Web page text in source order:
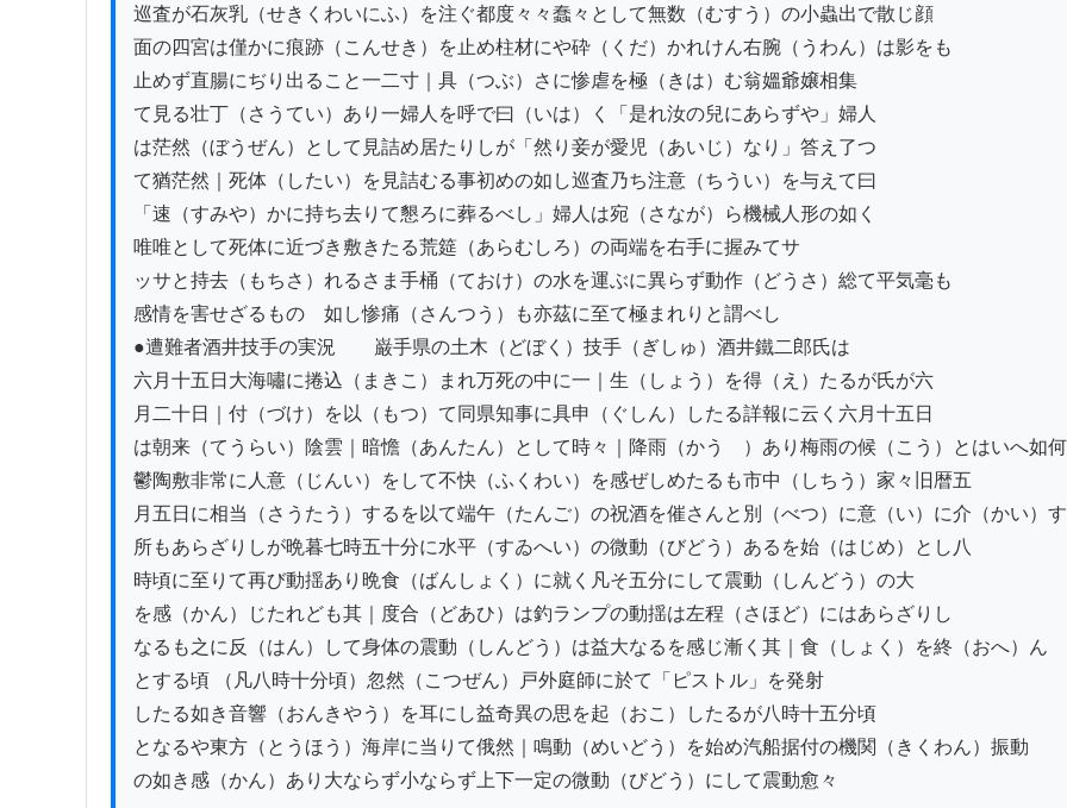
巡査が石灰乳（せきくわいにふ）を注ぐ都度々々蠢々として無数（むすう）の小蟲出で散じ顔
面の四宮は僅かに痕跡（こんせき）を止め柱材にや砕（くだ）かれけん右腕（うわん）は影をも
止めず直腸にぢり出ること一二寸｜具（つぶ）さに惨虐を極（きは）む翁媼爺嬢相集
て見る壮丁（さうてい）あり一婦人を呼で曰（いは）く「是れ汝の兒にあらずや」婦人
は茫然（ぼうぜん）として見詰め居たりしが「然り妾が愛児（あいじ）なり」答え了つ
て猶茫然｜死体（したい）を見詰むる事初めの如し巡査乃ち注意（ちうい）を与えて曰
「速（すみや）かに持ち去りて懇ろに葬るべし」婦人は宛（さなが）ら機械人形の如く
唯唯として死体に近づき敷きたる荒筵（あらむしろ）の両端を右手に握みてサ
ッサと持去（もちさ）れるさま手桶（ておけ）の水を運ぶに異らず動作（どうさ）総て平気毫も
感情を害せざるものゝ如し惨痛（さんつう）も亦茲に至て極まれりと謂べし
●遭難者酒井技手の実況　　巌手県の土木（どぼく）技手（ぎしゅ）酒井鐵二郎氏は
六月十五日大海嘯に捲込（まきこ）まれ万死の中に一｜生（しょう）を得（え）たるが氏が六
月二十日｜付（づけ）を以（もつ）て同県知事に具申（ぐしん）したる詳報に云く六月十五日
は朝来（てうらい）陰雲｜暗憺（あんたん）として時々｜降雨（かうゝ）あり梅雨の候（こう）とはいへ如
鬱陶敷非常に人意（じんい）をして不快（ふくわい）を感ぜしめたるも市中（しちう）家々旧暦五
月五日に相当（さうたう）するを以て端午（たんご）の祝酒を催さんと別（べつ）に意（い）に介（かい）
所もあらざりしが晩暮七時五十分に水平（すゐへい）の微動（びどう）あるを始（はじめ）とし八
時頃に至りて再び動揺あり晩食（ばんしょく）に就く凡そ五分にして震動（しんどう）の大
を感（かん）じたれども其｜度合（どあひ）は釣ランプの動揺は左程（さほど）にはあらざりし
なるも之に反（はん）して身体の震動（しんどう）は益大なるを感じ漸く其｜食（しょく）を終（おへ）ん
とする頃 （凡八時十分頃）忽然（こつぜん）戸外庭師に於て「ピストル」を発射
したる如き音響（おんきやう）を耳にし益奇異の思を起（おこ）したるが八時十五分頃
となるや東方（とうほう）海岸に当りて俄然｜鳴動（めいどう）を始め汽船据付の機関（きくわん）振動
の如き感（かん）あり大ならず小ならず上下一定の微動（びどう）にして震動愈々